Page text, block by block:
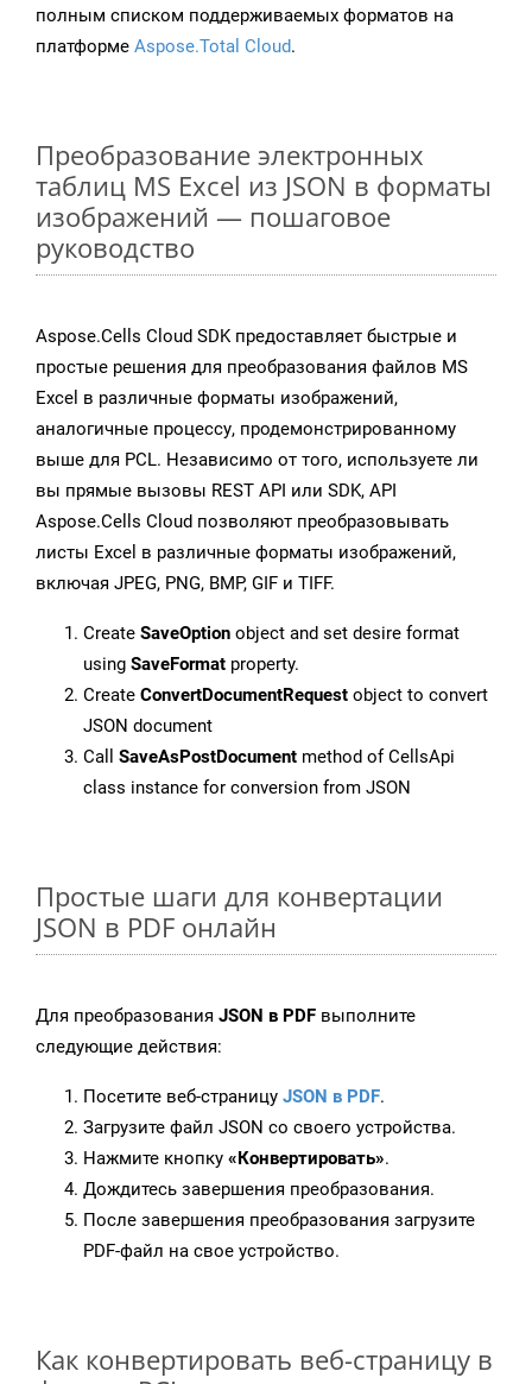
полным списком поддерживаемых форматов на
платформе Aspose.Total Cloud.
Преобразование электронных
таблиц MS Excel из JSON в форматы
изображений — пошаговое
руководство
Aspose.Cells Cloud SDK предоставляет быстрые и
простые решения для преобразования файлов MS
Excel в различные форматы изображений,
аналогичные процессу, продемонстрированному
выше для PCL. Независимо от того, используете ли
вы прямые вызовы REST API или SDK, API
Aspose.Cells Cloud позволяют преобразовывать
листы Excel в различные форматы изображений,
включая JPEG, PNG, BMP, GIF и TIFF.
Create SaveOption object and set desire format
using SaveFormat property.
Create ConvertDocumentRequest object to convert
JSON document
Call SaveAsPostDocument method of CellsApi
class instance for conversion from JSON
Простые шаги для конвертации
JSON в PDF онлайн
Для преобразования JSON в PDF выполните
следующие действия:
Посетите веб-страницу JSON в PDF.
Загрузите файл JSON со своего устройства.
Нажмите кнопку «Конвертировать».
Дождитесь завершения преобразования.
После завершения преобразования загрузите
PDF-файл на свое устройство.
Как конвертировать веб-страницу в